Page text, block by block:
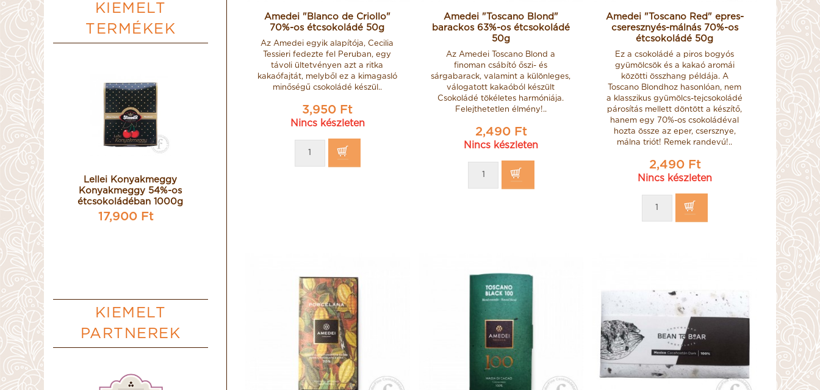
KIEMELT
TERMÉKEK
Lellei Konyakmeggy
Konyakmeggy 54%-os
étcsokoládéban 1000g
17,900 Ft
Lellei Konyakmeggy
Konyakmeggy 54%-os
La Higuera Rabitos
KIEMELT
PARTNEREK
Amedei "Blanco de Criollo"
70%-os étcsokoládé 50g
Az Amedei egyik alapítója, Cecilia
Tessieri fedezte fel Peruban, egy
távoli ültetvényen azt a ritka
kakaófajtát, melyből ez a kimagasló
minőségű csokoládé készül..
3,950 Ft
Nincs készleten
Amedei "Toscano Blond"
barackos 63%-os étcsokoládé
50g
Az Amedei Toscano Blond a
finoman csábító őszi- és
sárgabarack, valamint a különleges,
válogatott kakaóból készült
Csokoládé tökéletes harmóniája.
Felejthetetlen élmény!..
2,490 Ft
Nincs készleten
Amedei "Toscano Red" epres-
cseresznyés-málnás 70%-os
étcsokoládé 50g
Ez a csokoládé a piros bogyós
gyümölcsök és a kakaó aromái
közötti összhang példája. A
Toscano Blondhoz hasonlóan, nem
a klasszikus gyümölcs-tejcsokoládé
párosítás mellett döntött a készítő,
hanem egy 70%-os csokoládéval
hozta össze az eper, csersznye,
málna triót! Remek randevú!..
2,490 Ft
Nincs készleten